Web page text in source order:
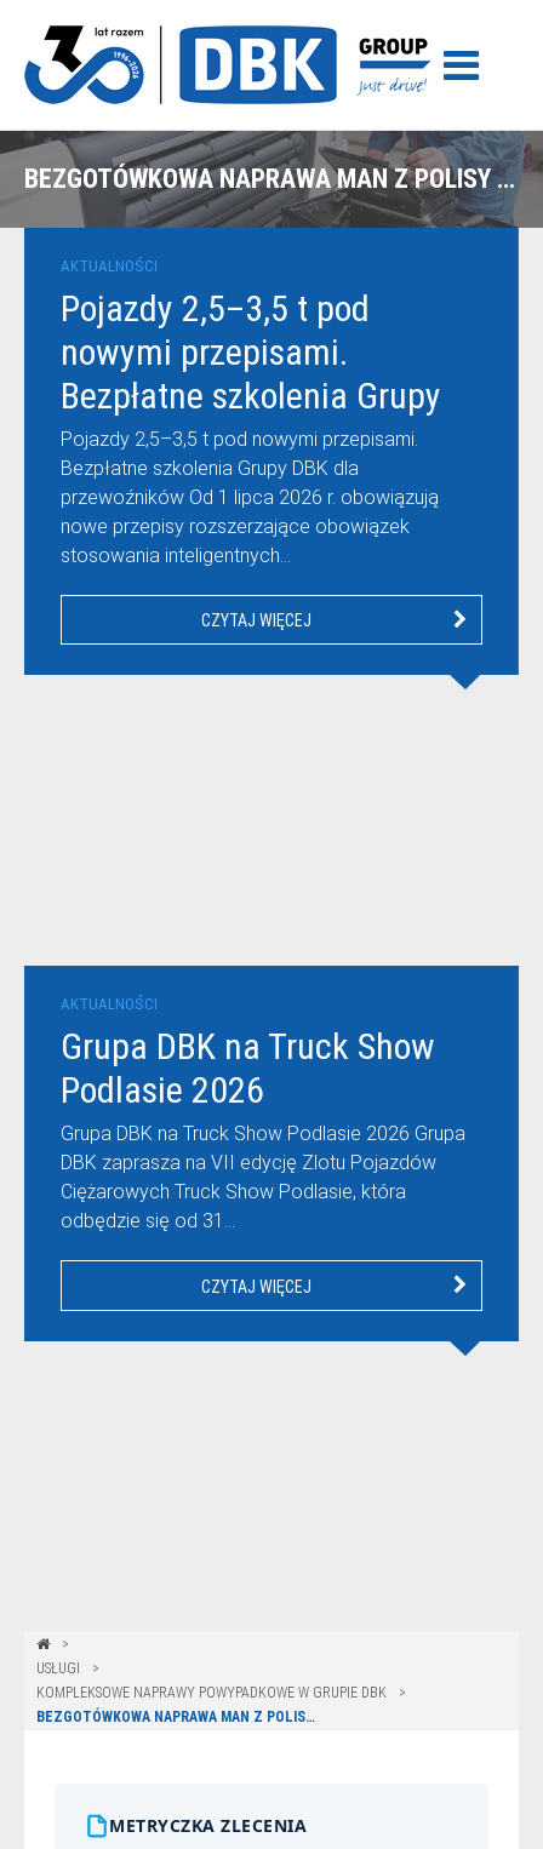
BEZGOTÓWKOWA NAPRAWA MAN Z POLISY WARTA W GDAŃSKU
AKTUALNOŚCI
Pojazdy 2,5–3,5 t pod
nowymi przepisami.
Bezpłatne szkolenia Grupy
DBK dla przewoźników
Pojazdy 2,5–3,5 t pod nowymi przepisami.
Bezpłatne szkolenia Grupy DBK dla
przewoźników Od 1 lipca 2026 r. obowiązują
nowe przepisy rozszerzające obowiązek
stosowania inteligentnych…
CZYTAJ WIĘCEJ
AKTUALNOŚCI
Grupa DBK na Truck Show
Podlasie 2026
Grupa DBK na Truck Show Podlasie 2026 Grupa
DBK zaprasza na VII edycję Zlotu Pojazdów
Ciężarowych Truck Show Podlasie, która
odbędzie się od 31…
CZYTAJ WIĘCEJ
USŁUGI
KOMPLEKSOWE NAPRAWY POWYPADKOWE W GRUPIE DBK
BEZGOTÓWKOWA NAPRAWA MAN Z POLISY WARTA W GDAŃSKU
METRYCZKA ZLECENIA